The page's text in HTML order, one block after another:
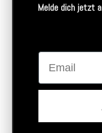
Melde dich jetzt
Email